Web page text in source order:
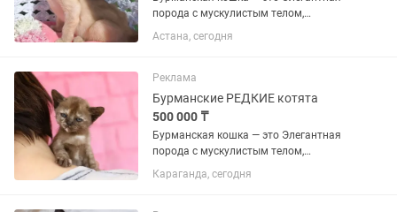
порода с мускулистым телом,
шелковистой шерстью и
выразительными глазами. Они
характером: невероятно привязаны к
человеку, активны,...
Астана, сегодня
Реклама
Бурманские РЕДКИЕ котята
500 000 ₸
Бурманская кошка — это Элегантная
порода с мускулистым телом,
шелковистой шерстью и
выразительными глазами. Они
Караганда, сегодня